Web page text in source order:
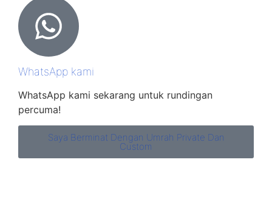
WhatsApp kami
WhatsApp kami sekarang untuk rundingan
percuma!
Saya Berminat Dengan Umrah Private Dan
Custom